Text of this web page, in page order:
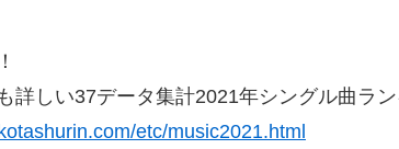
詳しい37データ集計2021年シングル曲ラ
etc/music2021.html